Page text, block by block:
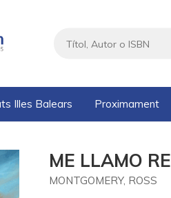
Illes Balears Proximament
ME LLAMO
MONTGOMERY, ROSS